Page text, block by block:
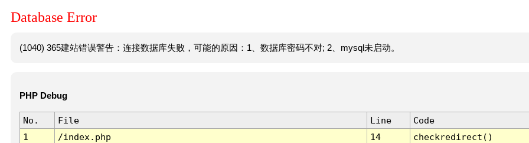
Database Error
(1040) 365建站错误警告：连接数据库失败，可能的原因：1、数据库密码不对; 2、mysql未启动。
PHP Debug
No. File Line
Code
1
/index.php 14
checkredirect()